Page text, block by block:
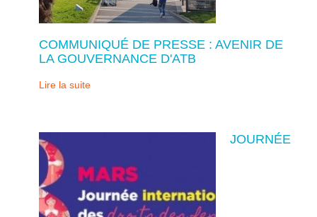
COMMUNIQUÉ DE PRESSE : AVENIR DE
LA GOUVERNANCE D'ATB
Lire la suite
JOURNÉE